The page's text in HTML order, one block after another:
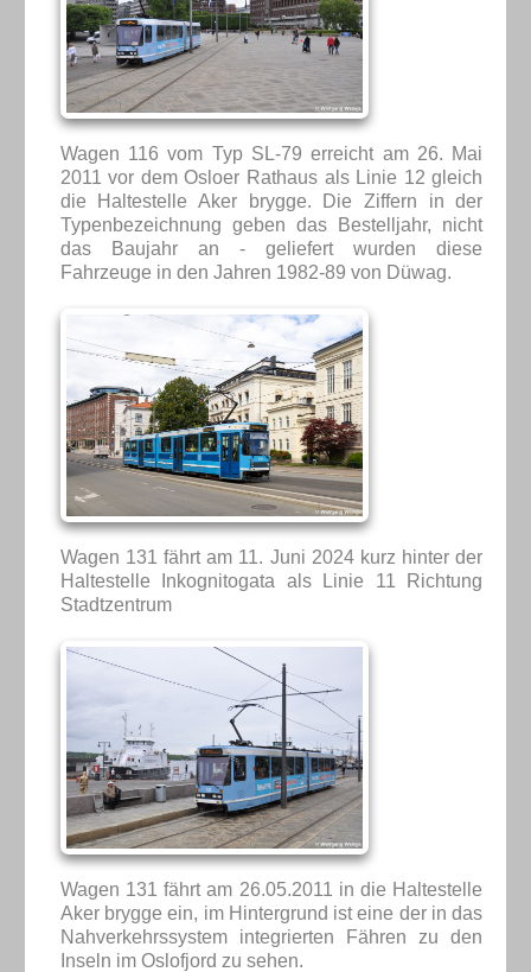
Wagen 116 vom Typ SL-79 erreicht am 26. Mai
2011 vor dem Osloer Rathaus als Linie 12 gleich
die Haltestelle Aker brygge. Die Ziffern in der
Typenbezeichnung geben das Bestelljahr, nicht
das Baujahr an - geliefert wurden diese
Fahrzeuge in den Jahren 1982-89 von Düwag.
Wagen 131 fährt am 11. Juni 2024 kurz hinter der
Haltestelle Inkognitogata als Linie 11 Richtung
Stadtzentrum
Wagen 131 fährt am 26.05.2011 in die Haltestelle
Aker brygge ein, im Hintergrund ist eine der in das
Nahverkehrssystem integrierten Fähren zu den
Inseln im Oslofjord zu sehen.